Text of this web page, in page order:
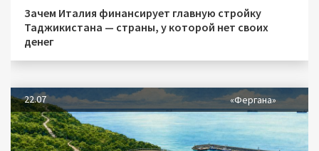
Зачем Италия финансирует главную стройку
Таджикистана — страны, у которой нет своих
денег
22.07 «Фергана»